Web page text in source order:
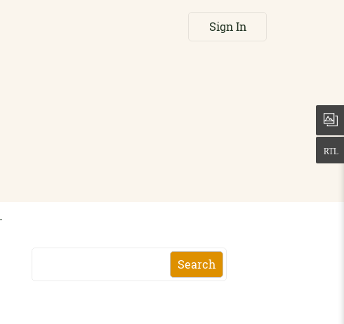
Sign In
Search